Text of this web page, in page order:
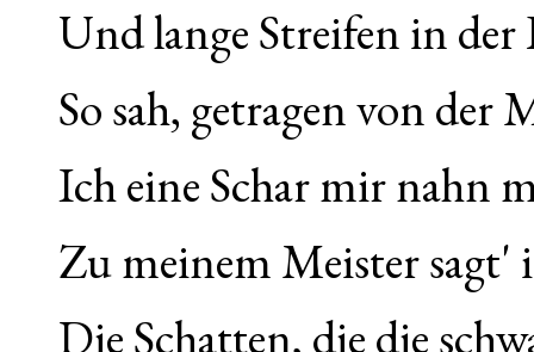
Und lange Streifen in
So sah, getragen von der
Ich eine Schar mir nahn
Zu meinem Meister sagt'
Die Schatten, die die